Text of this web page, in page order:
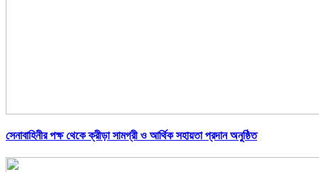
সেনাবাহিনীর পক্ষ থেকে ক্রীড়া সামগ্রী ও আর্থিক সহায়তা প্রদান অনুষ্ঠিত